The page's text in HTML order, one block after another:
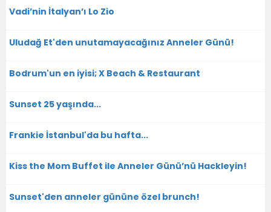
Vadi’nin İtalyan’ı Lo Zio
Uludağ Et'den unutamayacağınız Anneler Günü!
Bodrum'un en iyisi; X Beach & Restaurant
Sunset 25 yaşında...
Frankie İstanbul'da bu hafta...
Kiss the Mom Buffet ile Anneler Günü’nü Hackleyin!
Sunset'den anneler gününe özel brunch!